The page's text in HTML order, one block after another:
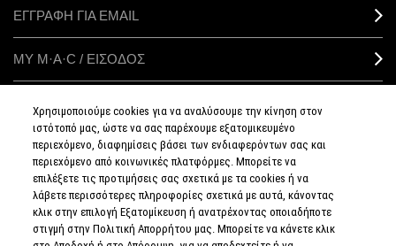
ΕΓΓΡΑΦΗ ΓΙΑ EMAIL
ΜΥ M·A·C / ΕΙΣΟΔΟΣ
ΣΥΝΔΕΘΕΙΤΕ
ΠΟΛΙΤΙΚΗ
ΑΠΟΡΡΗΤΟΥ
Χρησιμοποιούμε cookies για να αναλύσουμε την κίνηση στον
ιστότοπό μας, ώστε να σας παρέχουμε εξατομικευμένο
περιεχόμενο, διαφημίσεις βάσει των ενδιαφερόντων σας και
περιεχόμενο από κοινωνικές πλατφόρμες. Μπορείτε να
επιλέξετε τις προτιμήσεις σας σχετικά με τα cookies ή να
λάβετε περισσότερες πληροφορίες σχετικά με αυτά, κάνοντας
κλικ στην επιλογή Εξατομίκευση ή ανατρέχοντας οποιαδήποτε
στιγμή στην Πολιτική Απορρήτου μας. Μπορείτε να κάνετε κλικ